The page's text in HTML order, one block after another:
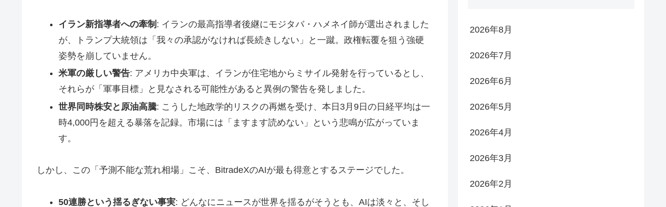
イラン新指導者への牽制 : イランの最高指導者後継にモジタバ・ハメネイ師が選出されました
が、トランプ大統領は「我々の承認がなければ長続きしない」と一蹴。政権転覆を狙う強硬
姿勢を崩していません。
米軍の厳しい警告: アメリカ中央軍は、イランが住宅地からミサイル発射を行っているとし、
それらが「軍事目標」と見なされる可能性があると異例の警告を発しました。
世界同時株安と原油高騰: こうした地政学的リスクの再燃を受け、本日3月9日の日経平均は一
時4,000円を超える暴落を記録。市場には「ますます読めない」という悲鳴が広がっていま
す。
しかし、この「予測不能な荒れ相場」こそ、BitradeXのAIが最も得意とするステージでした。
50連勝という揺るぎない事実: どんなにニュースが世界を揺るがそうとも、AIは淡々と、そし
2026年8月
2026年7月
2026年6月
2026年5月
2026年4月
2026年3月
2026年2月